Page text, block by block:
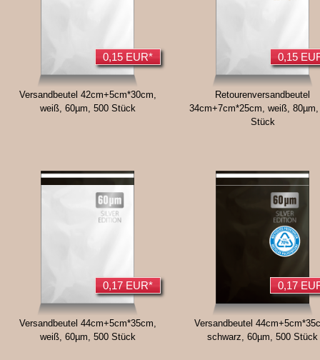
0,15 EUR*
Versandbeutel 42cm+5cm*30cm,
weiß, 60µm, 500 Stück
0,15
Retourenversandbeutel
34cm+7cm*25cm, weiß, 80µm,
Stück
0,17 EUR*
Versandbeutel 44cm+5cm*35cm,
weiß, 60µm, 500 Stück
0,17
Versandbeutel
schwarz, 60µm, 500 Stück